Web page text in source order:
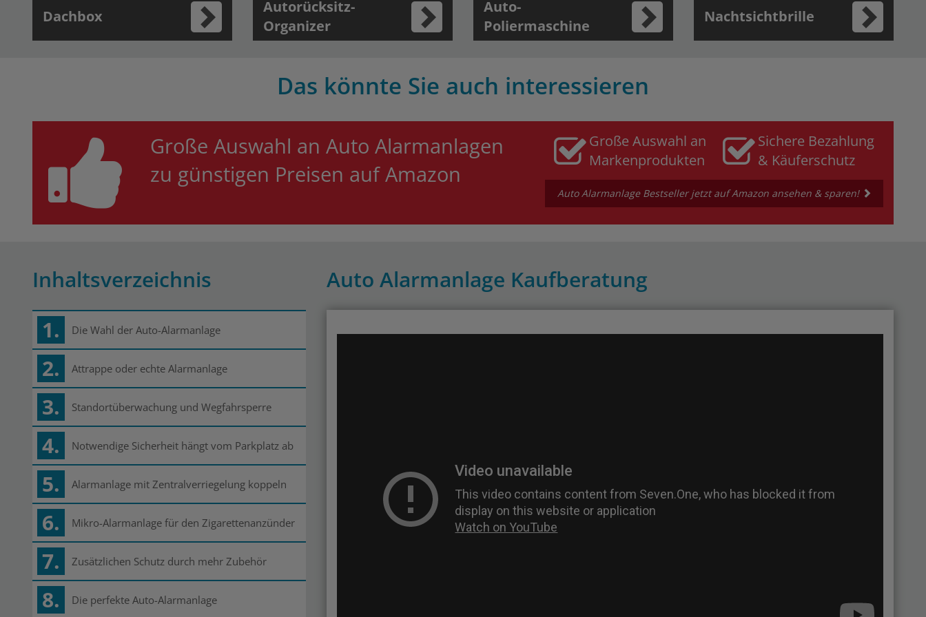
Dachbox
Autorücksitz-
Organizer
Auto-
Poliermaschine
Nachtsichtbrille
Das könnte Sie auch interessieren
Große Auswahl an Auto Alarmanlagen
zu günstigen Preisen auf Amazon
Große Auswahl an
Markenprodukten
Sichere Bezahlung
& Käuferschutz
Auto Alarmanlage Bestseller jetzt auf Amazon ansehen & sparen!
Inhaltsverzeichnis
1.
Die Wahl der Auto-Alarmanlage
2. Attrappe oder echte Alarmanlage
3. Standortüberwachung und Wegfahrsperre
4. Notwendige Sicherheit hängt vom Parkplatz ab
5. Alarmanlage mit Zentralverriegelung koppeln
6. Mikro-Alarmanlage für den Zigarettenanzünder
7. Zusätzlichen Schutz durch mehr Zubehör
8. Die perfekte Auto-Alarmanlage
Auto Alarmanlage Kaufberatung